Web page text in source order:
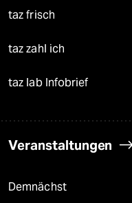
taz frisch
taz zahl ich
taz lab Infobrief
Veranstaltungen
Demnächst